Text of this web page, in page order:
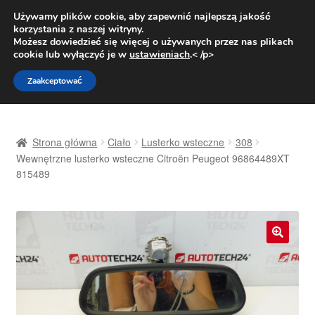
DOSTAWA od 31 zł
Pn.-pt. 9:00-16:00800 003 167
Przejdź
do
nawigacji
Przejdź
do
treści
Dostawa
Moje konto
Strona główna Ciało Lusterko wsteczne
308
Wewnętrzne lusterko wsteczne Citroën Peugeot 96864489XT
815489
🔍
Używamy plików cookie, aby zapewnić najlepszą jakość
korzystania z naszej witryny.
Możesz dowiedzieć się więcej o używanych przez nas plikach
cookie lub wyłączyć je w ustawieniach.< /p>
Zaakceptować